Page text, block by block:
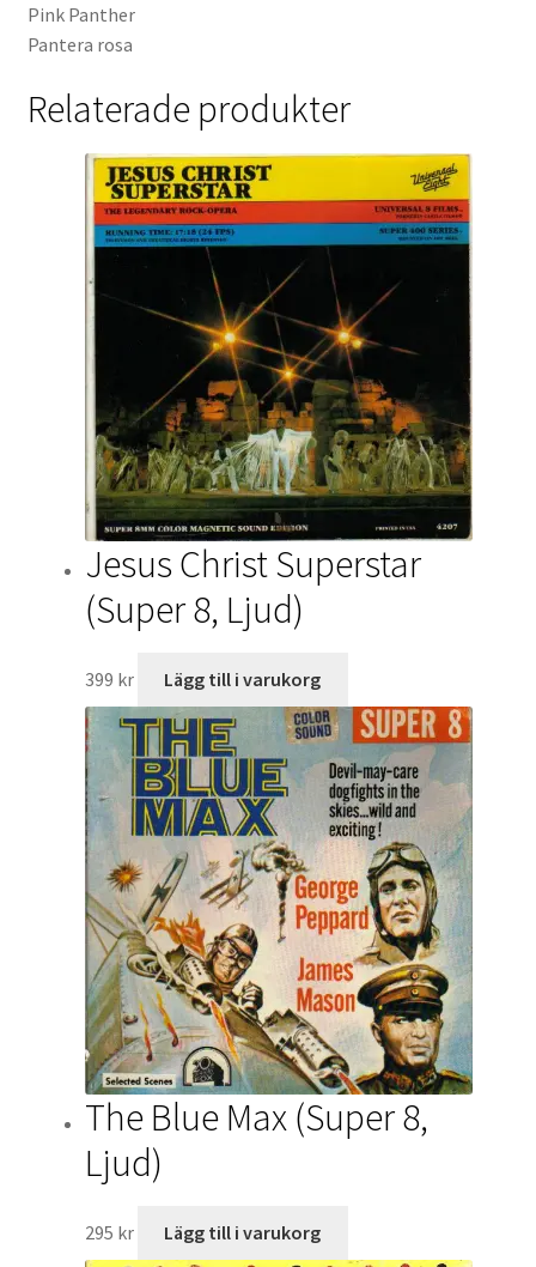
Kategorier
Pink Panther
Pantera rosa
Relaterade produkter
Jesus Christ Superstar
(Super 8, Ljud)
399 kr Lägg till i varukorg
The Blue Max (Super 8,
Ljud)
295 kr Lägg till i varukorg